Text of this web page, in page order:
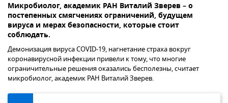
Микробиолог, академик РАН Виталий Зверев – о
постепенных смягчениях ограничений, будущем
вируса и мерах безопасности, которые стоит
соблюдать.
Демонизация вируса COVID-19, нагнетание страха вокруг
коронавирусной инфекции привели к тому, что многие
ограничительные решения оказались бесполезны, считает
микробиолог, академик РАН Виталий Зверев.